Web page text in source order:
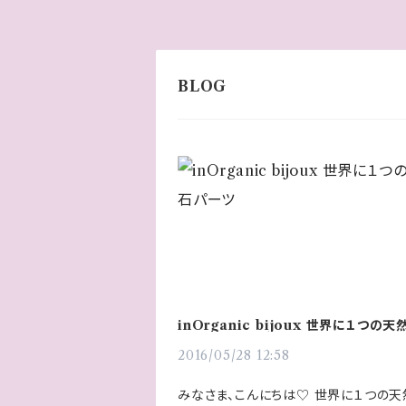
inOrganic bijoux 世界に１つの天然
2016/05/28 12:58
みなさま、こんにちは♡ 世界に１つの